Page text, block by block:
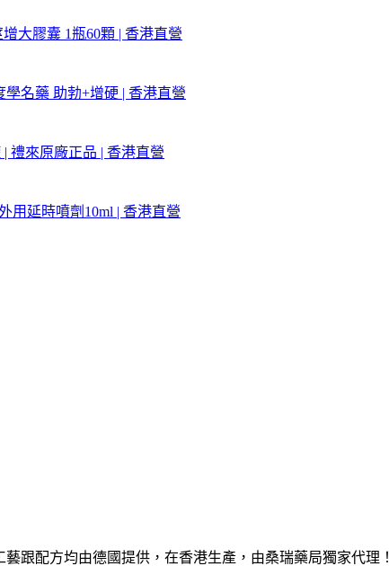
大膠囊 1瓶60顆 | 香港直營
學名藥 助勃+增硬 | 香港直營
| 禮來原廠正品 | 香港直營
用延時噴劑10ml | 香港直營
跟配方均由德國提供，在香港生產，由桑瑞藥局獨家代理！